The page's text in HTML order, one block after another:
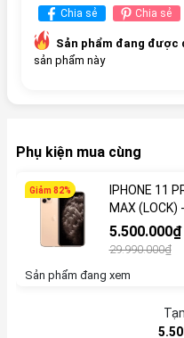
Chia sẻ Chia sẻ
Sản phẩm đang được
sản phẩm này
Phụ kiện mua cùng
Giảm 82%
IPHONE 11
MAX (LOCK) -
THANH LÝ/
5.500.000₫
29.990.000₫
Sản phẩm đang xem